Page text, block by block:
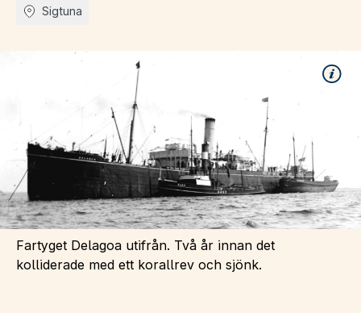
Sigtuna
Fartyget Delagoa utifrån. Två år innan det
kolliderade med ett korallrev och sjönk.